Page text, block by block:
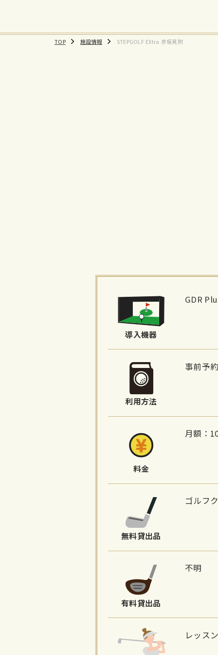
TOP 施設情報 STEPGOLF EXtra 赤坂見附
導入機器
GDR
利用方法
事前予
料金
月額：
無料貸出品
ゴルフ
有料貸出品
不明
レッス